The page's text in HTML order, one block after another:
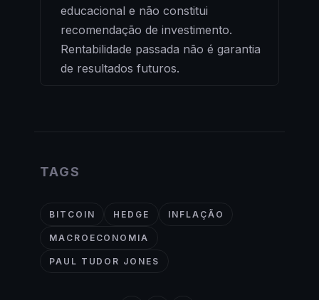
educacional e não constitui
recomendação de investimento.
Rentabilidade passada não é garantia
de resultados futuros.
TAGS
BITCOIN HEDGE INFLAÇÃO
MACROECONOMIA
PAUL TUDOR JONES